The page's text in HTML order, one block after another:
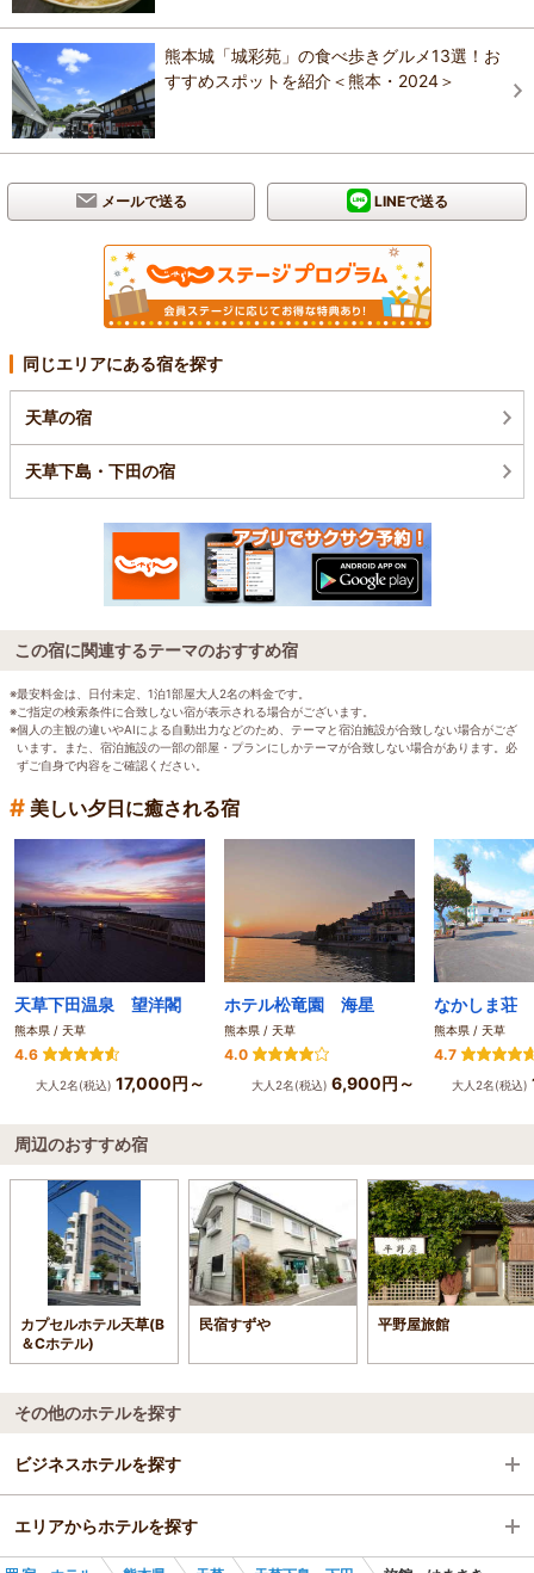
熊本城「城彩苑」の食べ歩きグルメ13選！お
すすめスポットを紹介＜熊本・2024＞
メールで送る LINEで送る
同じエリアにある宿を探す
天草の宿
天草下島・下田の宿
この宿に関連するテーマのおすすめ宿
※最安料金は、日付未定、1泊1部屋大人2名の料金です。
※ご指定の検索条件に合致しない宿が表示される場合がございます。
※個人の主観の違いやAIによる自動出力などのため、テーマと宿泊施設が合致しない場合がござ
います。また、宿泊施設の一部の部屋・プランにしかテーマが合致しない場合があります。必
ずご自身で内容をご確認ください。
# 美しい夕日に癒される宿
天草下田温泉 望洋閣
熊本県 / 天草
4.6
大人2名(税込) 17,000円～
ホテル松竜園 海星
熊本県 / 天草
4.0
大人2名(税込) 6,900円～
なかしま荘
熊本県 / 天草
4.7
大人2名(税込)
周辺のおすすめ宿
カプセルホテル天草(B
＆Cホテル)
民宿すずや 平野屋旅館
その他のホテルを探す
ビジネスホテルを探す
熊本県
エリアからホテルを探す